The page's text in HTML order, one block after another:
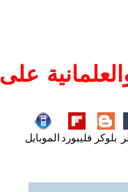
على
بلوكر فليبورد الموبايل